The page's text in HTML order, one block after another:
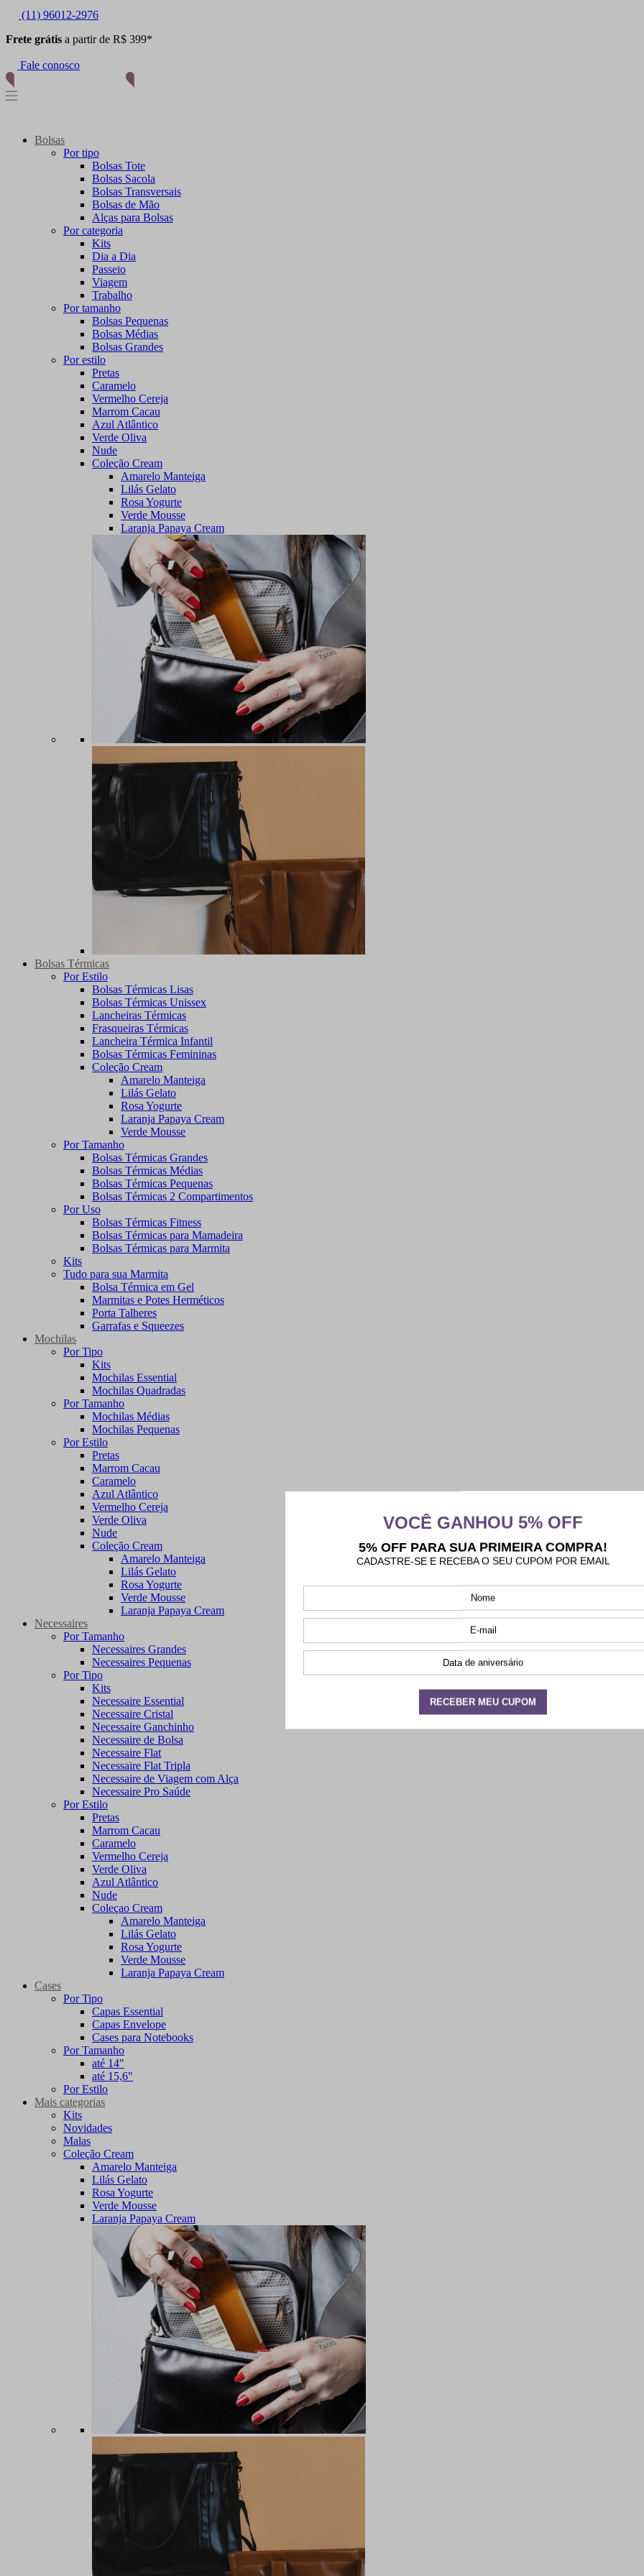
(11) 96012-2976
Frete grátis a partir de R$ 399*
Fale conosco
Bolsas
Por tipo
Bolsas Tote
Bolsas Sacola
Bolsas Transversais
Bolsas de Mão
Alças para Bolsas
Por categoria
Kits
Dia a Dia
Passeio
Viagem
Trabalho
Por tamanho
Bolsas Pequenas
Bolsas Médias
Bolsas Grandes
Por estilo
Pretas
Caramelo
Vermelho Cereja
Marrom Cacau
Azul Atlântico
Verde Oliva
Nude
Coleção Cream
Amarelo Manteiga
Lilás Gelato
Rosa Yogurte
Verde Mousse
Laranja Papaya Cream
Bolsas Térmicas
Por Estilo
Bolsas Térmicas Lisas
Bolsas Térmicas Unissex
Lancheiras Térmicas
Frasqueiras Térmicas
Lancheira Térmica Infantil
Bolsas Térmicas Femininas
Coleção Cream
Amarelo Manteiga
Lilás Gelato
Rosa Yogurte
Laranja Papaya Cream
Verde Mousse
Por Tamanho
Bolsas Térmicas Grandes
Bolsas Térmicas Médias
Bolsas Térmicas Pequenas
Bolsas Térmicas 2 Compartimentos
Por Uso
Bolsas Térmicas Fitness
Bolsas Térmicas para Mamadeira
Bolsas Térmicas para Marmita
Kits
Tudo para sua Marmita
Bolsa Térmica em Gel
Marmitas e Potes Herméticos
Porta Talheres
Garrafas e Squeezes
Mochilas
Por Tipo
Kits
Mochilas Essential
Mochilas Quadradas
Por Tamanho
Mochilas Médias
Mochilas Pequenas
Por Estilo
Pretas
Marrom Cacau
Caramelo
Azul Atlântico
Vermelho Cereja
Verde Oliva
Nude
Coleção Cream
Amarelo Manteiga
Lilás Gelato
Rosa Yogurte
Verde Mousse
Laranja Papaya Cream
Necessaires
Por Tamanho
Necessaires Grandes
Necessaires Pequenas
Por Tipo
Kits
Necessaire Essential
Necessaire Cristal
Necessaire Ganchinho
Necessaire de Bolsa
Necessaire Flat
Necessaire Flat Tripla
Necessaire de Viagem com Alça
Necessaire Pro Saúde
Por Estilo
Pretas
Marrom Cacau
Caramelo
Vermelho Cereja
Verde Oliva
Azul Atlântico
Nude
Coleçao Cream
Amarelo Manteiga
Lilás Gelato
Rosa Yogurte
Verde Mousse
Laranja Papaya Cream
Cases
Por Tipo
Capas Essential
Capas Envelope
Cases para Notebooks
Por Tamanho
até 14"
até 15,6"
Por Estilo
Mais categorias
Kits
Novidades
Malas
Coleção Cream
Amarelo Manteiga
Lilás Gelato
Rosa Yogurte
Verde Mousse
Laranja Papaya Cream